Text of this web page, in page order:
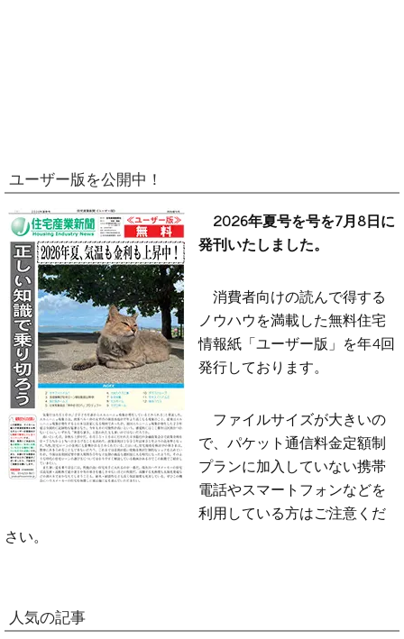
ユーザー版を公開中！
2026年夏号を号を7月8日に
発刊いたしました。
消費者向けの読んで得する
ノウハウを満載した無料住宅
情報紙「ユーザー版」を年4回
発行しております。
ファイルサイズが大きいの
で、パケット通信料金定額制
プランに加入していない携帯
電話やスマートフォンなどを
利用している方はご注意くだ
さい。
人気の記事